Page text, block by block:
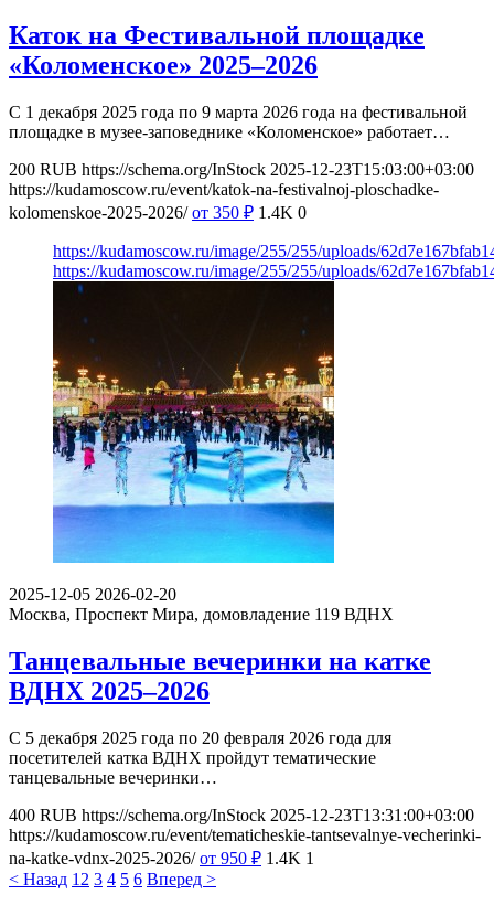
Каток на Фестивальной площадке
«Коломенское» 2025–2026
С 1 декабря 2025 года по 9 марта 2026 года на фестивальной
площадке в музее-заповеднике «Коломенское» работает…
200 RUB https://schema.org/InStock 2025-12-23T15:03:00+03:00
https://kudamoscow.ru/event/katok-na-festivalnoj-ploschadke-
kolomenskoe-2025-2026/ от 350 ₽ 1.4K 0
https://kudamoscow.ru/image/255/255/uploads/
https://kudamoscow.ru/image/255/255/uploads/
2025-12-05 2026-02-20
Москва, Проспект Мира, домовладение 119 ВДНХ
Танцевальные вечеринки на катке
ВДНХ 2025–2026
С 5 декабря 2025 года по 20 февраля 2026 года для
посетителей катка ВДНХ пройдут тематические
танцевальные вечеринки…
400 RUB https://schema.org/InStock 2025-12-23T13:31:00+03:00
https://kudamoscow.ru/event/tematicheskie-tantsevalnye-vecherinki-
na-katke-vdnx-2025-2026/ от 950 ₽ 1.4K 1
< Назад 1 2 3 4 5 6 Вперед >